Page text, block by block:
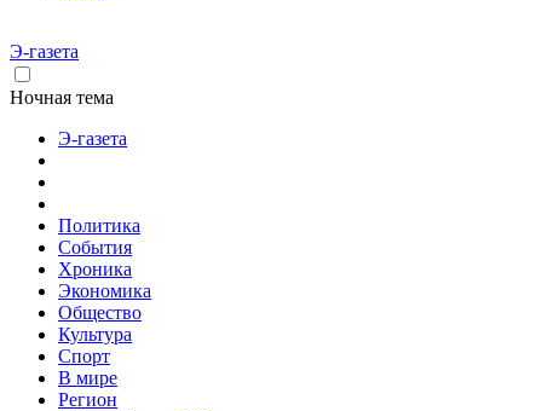
Э-газета
Ночная тема
Э-газета
Политика
События
Хроника
Экономика
Общество
Культура
Спорт
В мире
Регион